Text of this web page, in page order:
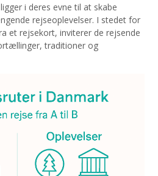
i deres evne til at skabe
rejseoplevelser. I stedet for
et rejsekort, inviterer de rejsende
traditioner og